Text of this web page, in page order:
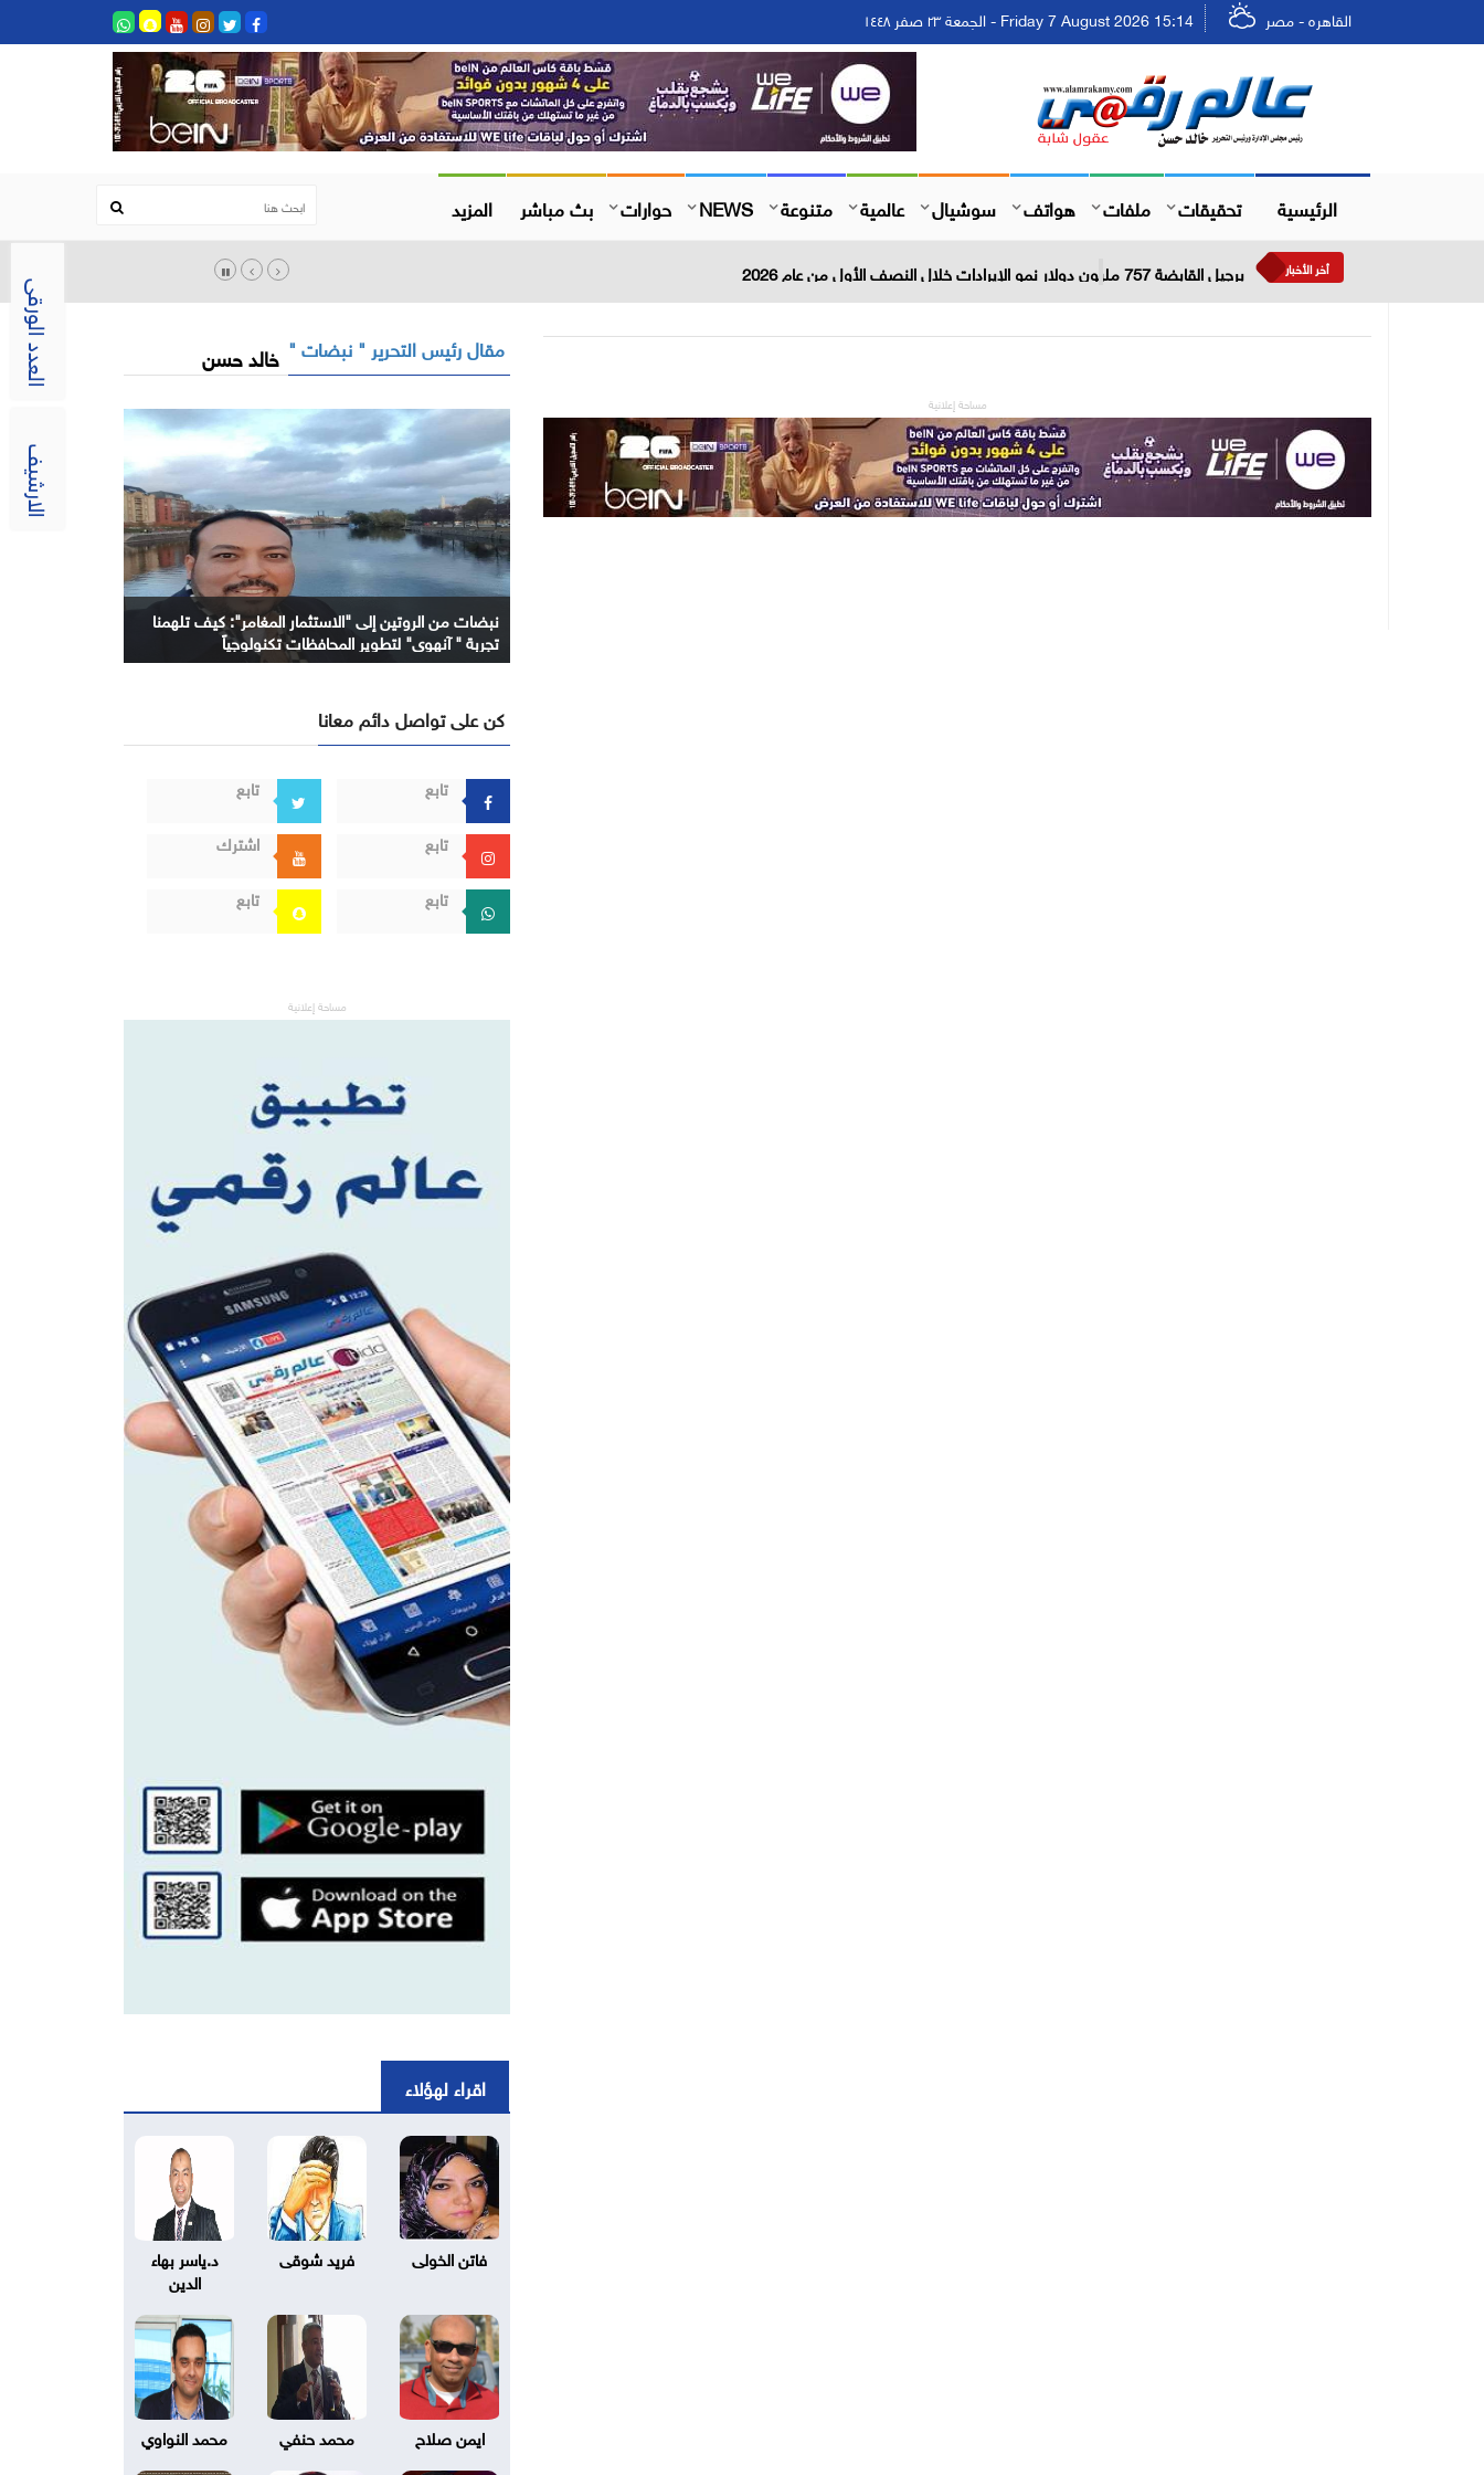
العدد الورقى
الارشيف
القاهره - مصر Friday 7 August 2026 15:14 - الجمعة ٢٣ صفر ١٤٤٨
الرئيسية تحقيقات ملفات هواتف سوشيال عالمية متنوعة NEWS حوارات بث مباشر المزيد
أخر الأخبار برجيل القابضة 757 مليون دولار نمو الإيرادات خلال النصف الأول من عام 2026
مساحة إعلانية
مقال رئيس التحرير " نبضات " خالد حسن
نبضات من الروتين إلى "الاستثمار المغامر": كيف تلهمنا
تجربة " آنهوي" لتطوير المحافظات تكنولوجياً
كن على تواصل دائم معانا
تابع
تابع
تابع
اشترك
تابع
تابع
مساحة إعلانية
اقراء لهؤلاء
فاتن الخولى فريد شوقى
د.ياسر بهاء
الدين
ايمن صلاح محمد حنفي محمد النواوي